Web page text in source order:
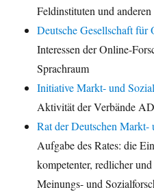
Feldinstituten und
Deutsche Gesellschaft für
Interessen der Online-
Sprachraum
Initiative Markt- und
Aktivität der Verbände
Rat der Deutschen Markt-
Aufgabe des Rates: die
kompetenter, redlicher
Meinungs- und